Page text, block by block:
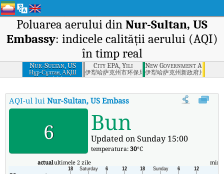
Poluarea aerului din Nur-Sultan, US
Embassy: indicele calității aerului (AQI)
în timp real
Nur-Sultan, US
Embassy
Нұр-Сұлтан, АҚШ
елшілігі
City EPA, Yili
伊犁哈萨克州市环保局
New Government Area,
伊犁哈萨克州新政府片区
AQI-ul luiNur-Sultan, US Embassy Indicele calității aerului
6 Bun
Updated on Sunday 15:00
temperatura:30°C
actualultimele 2 zile min